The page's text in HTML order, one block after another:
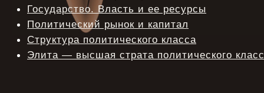
Государство. Власть и ее ресурсы
Политический рынок и капитал
Структура политического класса
Элита — высшая страта политического